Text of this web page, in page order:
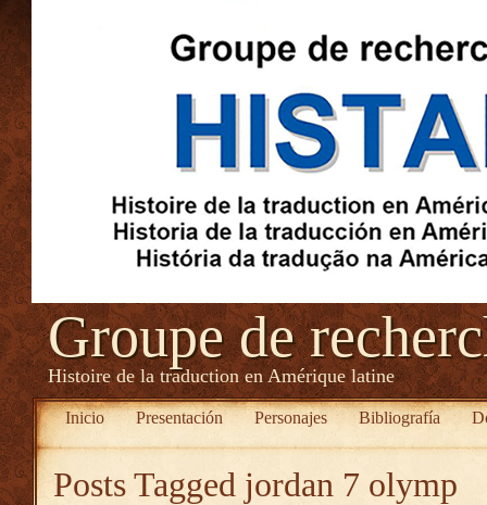
Groupe de
Histoire de la traduction en Amérique latine
Inicio Presentación Personajes Bibliografía
Posts Tagged jordan 7 olymp